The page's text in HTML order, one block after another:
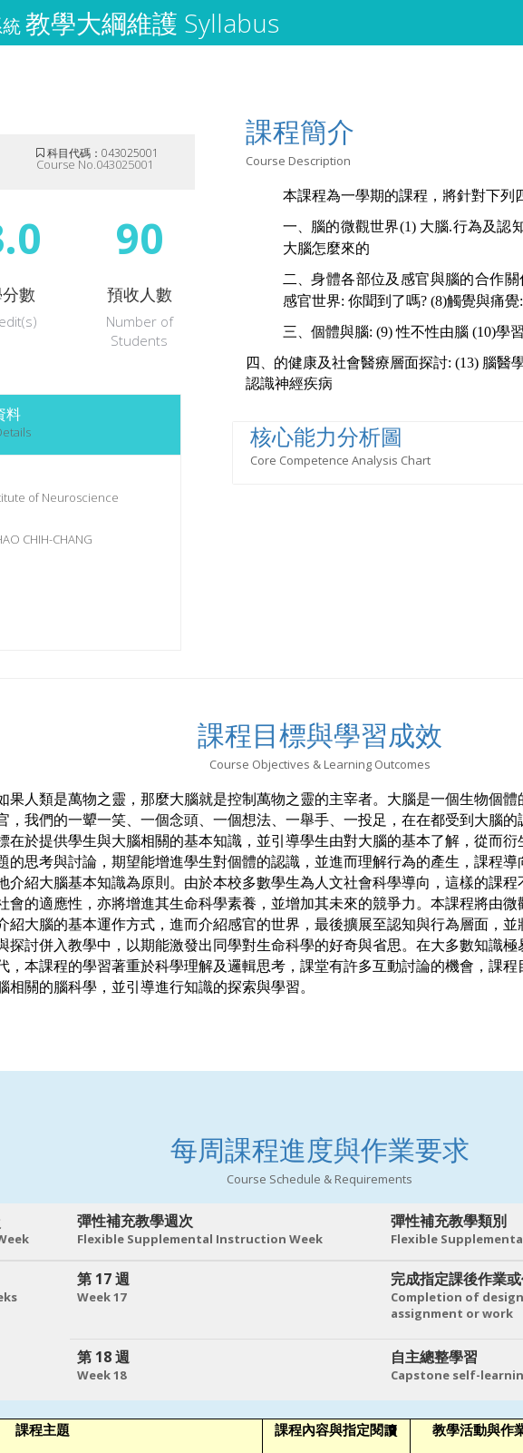
教學大綱維護 Syllabus
科目代碼：043025001
Course No.043025001
數
90
預收人數
Number of
Students
料
of Neuroscience
CHIH-CHANG
課程簡介
Course Description
本課程為一學期的課程，將針對下列
一 、 腦的微觀世界(1) 大腦.行為及認
大腦怎麼來的
二、身體各部位及感官與腦的合作關
感官世界: 你聞到了嗎? (8)觸覺與痛覺
三 、 個體與腦: (9)性不性由腦 (10)學
四 、 的健康及社會醫療層面探討: (13) 腦醫
認識神經疾病
核心能力分析圖
Core Competence Analysis Chart
課程目標與學習成效
Course Objectives & Learning Outcomes
果人類是萬物之靈，那麼大腦就是控制萬物之靈的主宰者。大腦是一個生物個體
，我們的一顰一笑、一個念頭、一個想法、一舉手、一投足，在在都受到大腦的
在於提供學生與大腦相關的基本知識，並引導學生由對大腦的基本了解，從而衍
的思考與討論，期望能增進學生對個體的認識，並進而理解行為的產生，課程導
介紹大腦基本知識為原則。由於本校多數學生為人文社會科學導向，這樣的課程
會的適應性，亦將增進其生命科學素養，並增加其未來的競爭力。本課程將由微
紹大腦的基本運作方式，進而介紹感官的世界，最後擴展至認知與行為層面，並
探討併入教學中，以期能激發出同學對生命科學的好奇與省思。在大多數知識極
，本課程的學習著重於科學理解及邏輯思考，課堂有許多互動討論的機會，課程
相關的腦科學，並引導進行知識的探索與學習。
每周課程進度與作業要求
Course Schedule & Requirements
彈性補充教學週次
Flexible Supplemental Instruction Week
彈性補充教學類別
Flexible
第 17 週
Week 17
完成指定課後作業
Completion of
assignment or work
第 18 週
Week 18
自主總整學習
Capstone self-
課程主題 課程內容與指定閱讀 教學活動與作